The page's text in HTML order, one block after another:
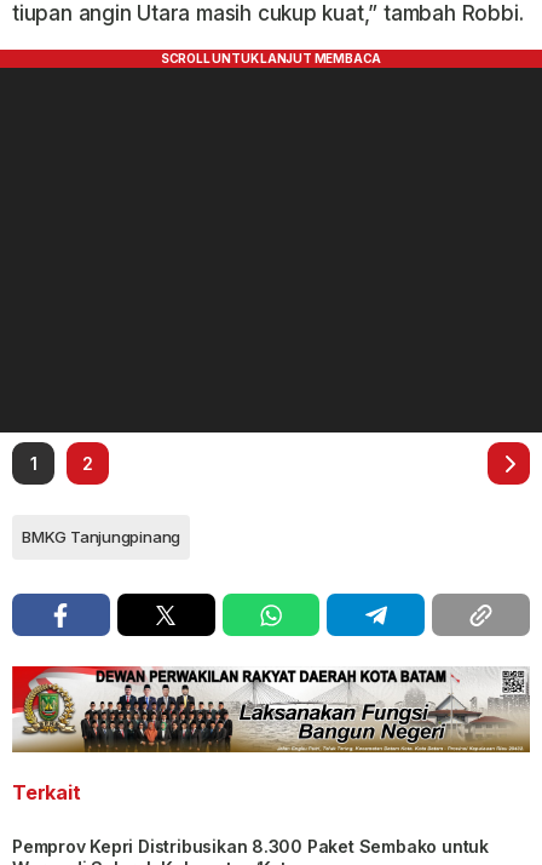
tiupan angin Utara masih cukup kuat,” tambah Robbi.
1 2
BMKG Tanjungpinang
Terkait
Pemprov Kepri Distribusikan 8.300 Paket Sembako untuk